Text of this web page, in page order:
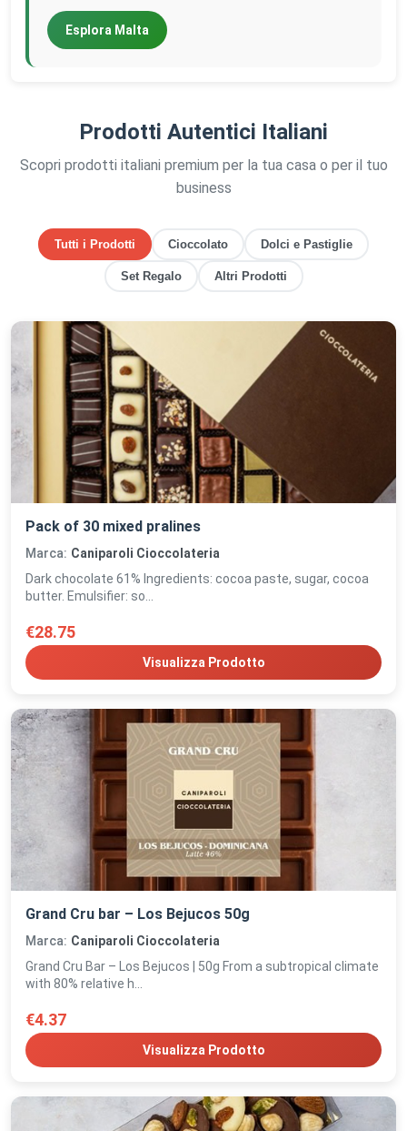
Esplora Malta
Prodotti Autentici Italiani
Scopri prodotti italiani premium per la tua casa o per il tuo
business
Tutti i Prodotti Cioccolato Dolci e Pastiglie
Set Regalo Altri Prodotti
Pack of 30 mixed pralines
Marca: Caniparoli Cioccolateria
Dark chocolate 61% Ingredients: cocoa paste, sugar, cocoa
butter. Emulsifier: so...
€28.75
Visualizza Prodotto
Grand Cru bar – Los Bejucos 50g
Marca: Caniparoli Cioccolateria
Grand Cru Bar – Los Bejucos | 50g From a subtropical climate
with 80% relative h...
€4.37
Visualizza Prodotto